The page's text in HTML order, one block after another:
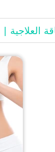
العلاجیة